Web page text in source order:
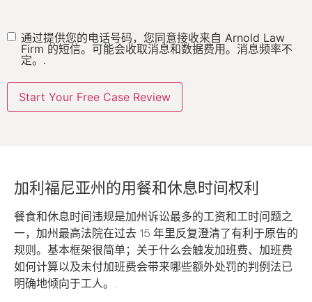
短 通过提供您的电话号码，您同意接收来自 Arnold Law
Firm 的短信。可能会收取消息和数据费用。消息频率不
定。.
加利福尼亚州的用餐和休息时间权利
餐食和休息时间违规是加州诉讼最多的工资和工时问题之
一，加州最高法院在过去 15 年里反复澄清了有利于原告的
规则。基本框架很简单；关于什么会触发加班费、加班费
如何计算以及未付加班费会带来哪些额外处罚的判例法已
明确地倾向于工人。.